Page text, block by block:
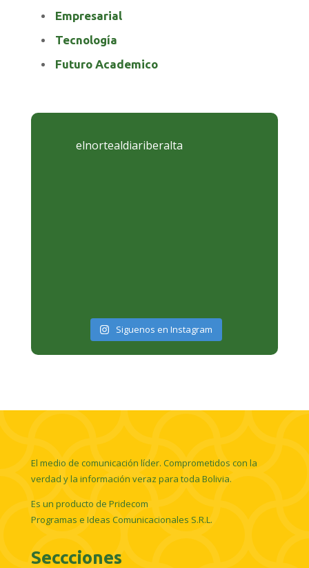
Empresarial
Tecnología
Futuro Academico
elnortealdiariberalta
Siguenos en Instagram
El medio de comunicación líder. Comprometidos con la
verdad y la información veraz para toda Bolivia.
Es un producto de Pridecom
Programas e Ideas Comunicacionales S.R.L.
Seccciones